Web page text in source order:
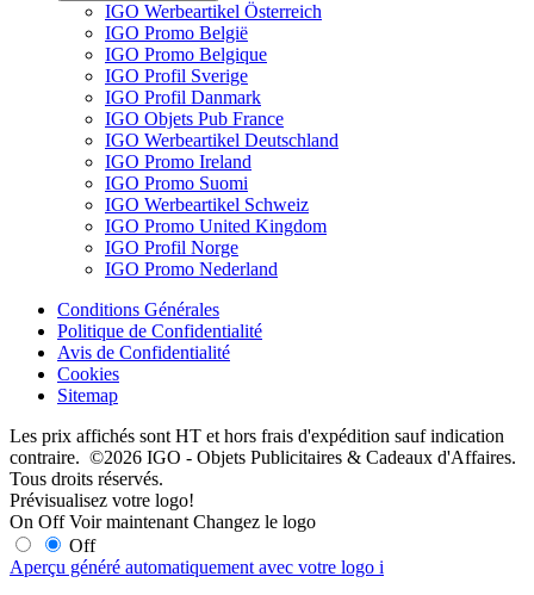
IGO Werbeartikel Österreich
IGO Promo België
IGO Promo Belgique
IGO Profil Sverige
IGO Profil Danmark
IGO Objets Pub France
IGO Werbeartikel Deutschland
IGO Promo Ireland
IGO Promo Suomi
IGO Werbeartikel Schweiz
IGO Promo United Kingdom
IGO Profil Norge
IGO Promo Nederland
Conditions Générales
Politique de Confidentialité
Avis de Confidentialité
Cookies
Sitemap
Les prix affichés sont HT et hors frais d'expédition sauf indication
contraire. ©2026 IGO - Objets Publicitaires & Cadeaux d'Affaires.
Tous droits réservés.
Prévisualisez votre logo!
On Off Voir maintenant Changez le logo
Off
Aperçu généré automatiquement avec votre logo i